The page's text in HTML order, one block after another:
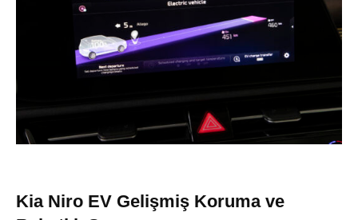
Kia Niro EV Gelişmiş Koruma ve